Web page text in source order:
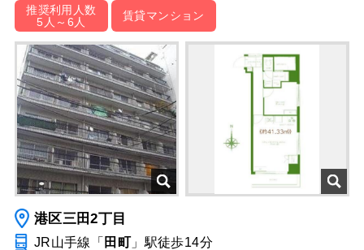
推奨利用人数
5人～6人
賃貸マンション
港区三田2丁目
JR山手線「 田町 」駅徒歩14分